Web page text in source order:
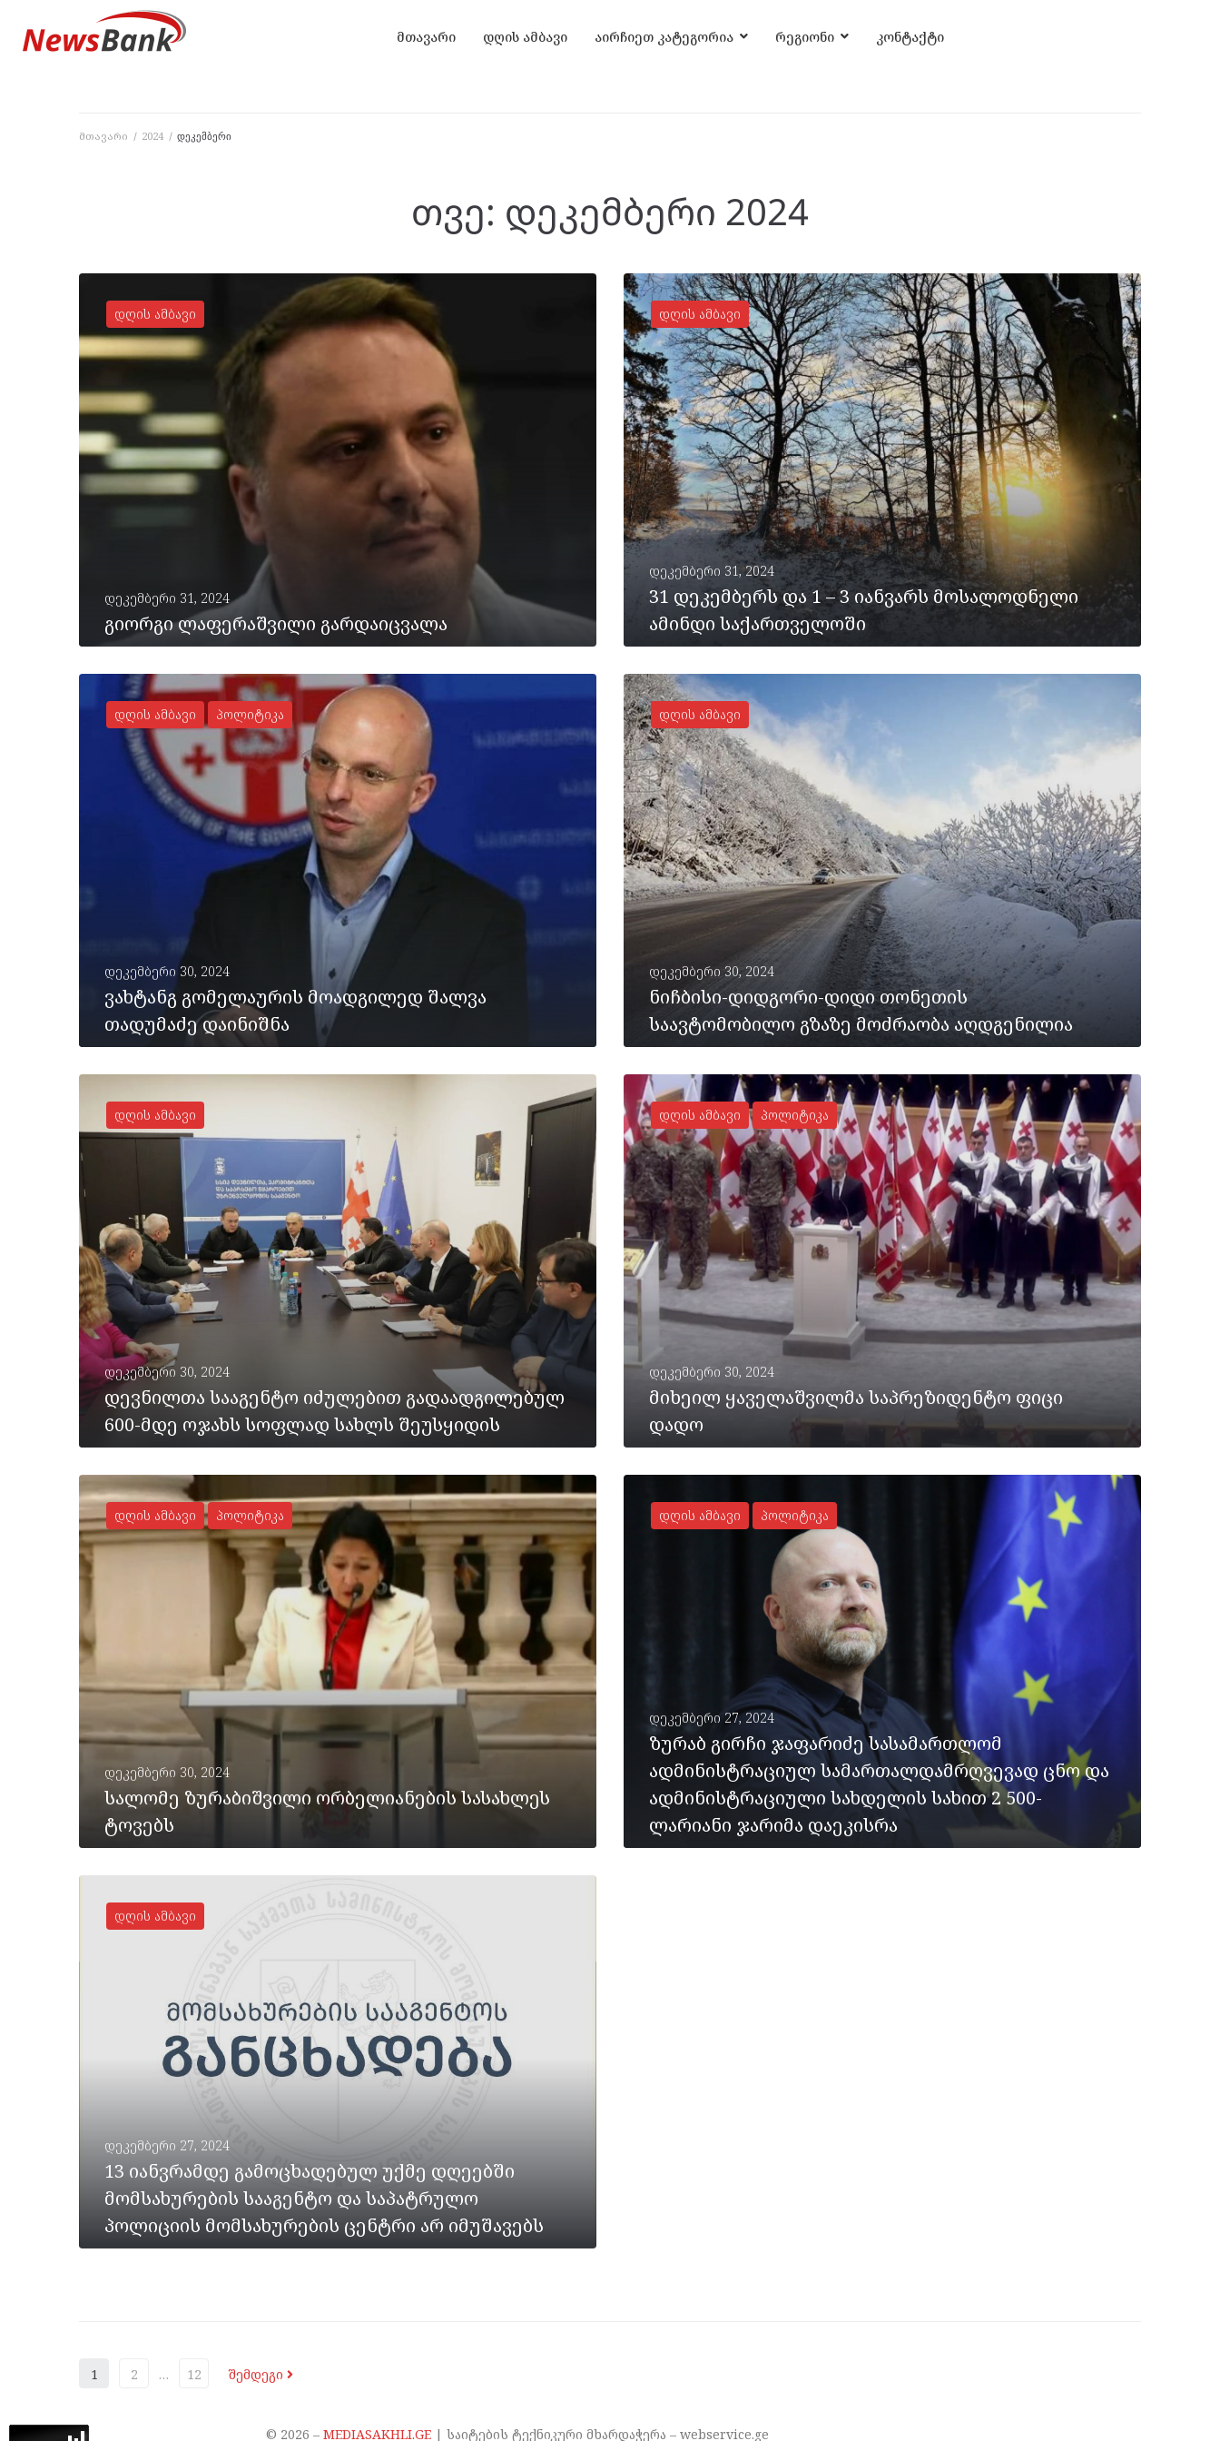
მთავარი დღის ამბავი აირჩიეთ კატეგორია რეგიონი კონტაქტი
მთავარი / 2024 / დეკემბერი
თვე: დეკემბერი 2024
დღის ამბავი
დეკემბერი 31, 2024
გიორგი ლაფერაშვილი გარდაიცვალა
ᲡᲠᲣᲚᲐᲓ
დღის ამბავი
დეკემბერი 31, 2024
31 დეკემბერს და 1 – 3 იანვარს მოსალოდნელი
ამინდი საქართველოში
ᲡᲠᲣᲚᲐᲓ
დღის ამბავი პოლიტიკა
დეკემბერი 30, 2024
ვახტანგ გომელაურის მოადგილედ შალვა
თადუმაძე დაინიშნა
დღის ამბავი
დეკემბერი 30, 2024
ნიჩბისი-დიდგორი-დიდი თონეთის
საავტომობილო გზაზე მოძრაობა აღდგენილია
ᲡᲠᲣᲚᲐᲓ
დღის ამბავი
დეკემბერი 30, 2024
დევნილთა სააგენტო იძულებით გადაადგილებულ
600-მდე ოჯახს სოფლად სახლს შეუსყიდის
ᲡᲠᲣᲚᲐᲓ
დღის ამბავი პოლიტიკა
დეკემბერი 30, 2024
მიხეილ ყაველაშვილმა საპრეზიდენტო ფიცი
დადო
დღის ამბავი პოლიტიკა
დეკემბერი 30, 2024
სალომე ზურაბიშვილი ორბელიანების სასახლეს
ტოვებს
დღის ამბავი პოლიტიკა
დეკემბერი 27, 2024
ზურაბ გირჩი ჯაფარიძე სასამართლომ
ადმინისტრაციულ სამართალდამრღვევად ცნო და
ადმინისტრაციული სახდელის სახით 2 500-
ლარიანი ჯარიმა დაეკისრა
დღის ამბავი
დეკემბერი 27, 2024
13 იანვრამდე გამოცხადებულ უქმე დღეებში
მომსახურების სააგენტო და საპატრულო
პოლიციის მომსახურების ცენტრი არ იმუშავებს
1 2 … 12 შემდეგი
© 2026 – MEDIASAKHLI.GE| საიტების ტექნიკური მხარდაჭერა – webservice.ge